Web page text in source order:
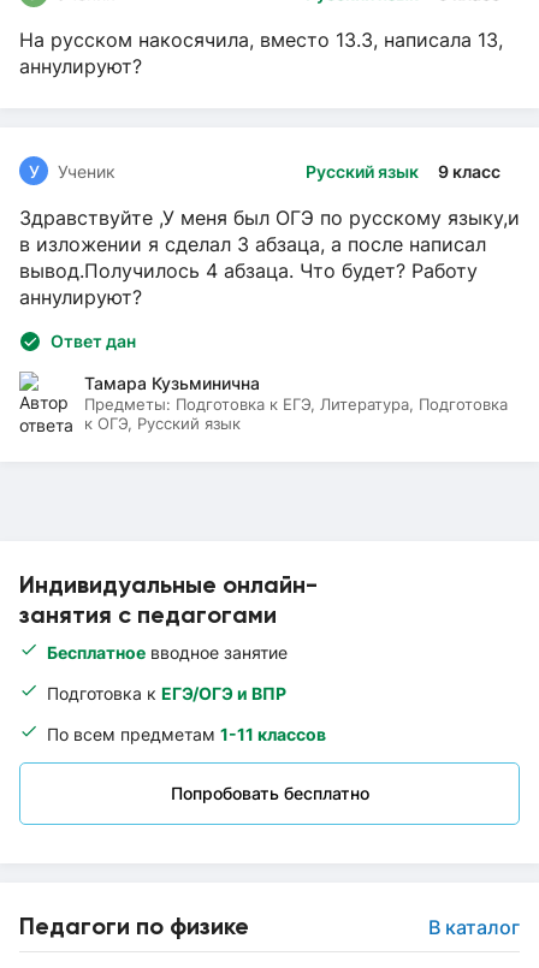
Индивидуальные онлайн-
занятия с педагогами
Бесплатное вводное занятие
Подготовка к ЕГЭ/ОГЭ и ВПР
По всем предметам 1-11 классов
Попробовать бесплатно
Педагоги по физике В каталог
На русском накосячила, вместо 13.3, написала 13,
аннулируют?
Русский язык 9 класс
У Ученик
Здравствуйте ,У меня был ОГЭ по русскому языку,и
в изложении я сделал 3 абзаца, а после написал
вывод.Получилось 4 абзаца. Что будет? Работу
аннулируют?
Ответ дан
Тамара Кузьминична
Предметы: Подготовка к ЕГЭ, Литература, Подготовка
к ОГЭ, Русский язык